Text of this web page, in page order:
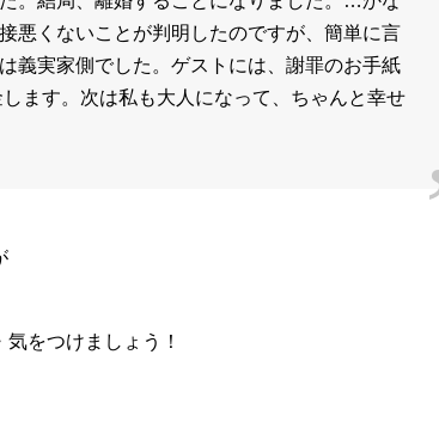
悪くないことが判明したのですが、簡単に言
義実家側でした。ゲストには、謝罪のお手紙
ます。次は私も大人になって、ちゃんと幸せ
をつけましょう！